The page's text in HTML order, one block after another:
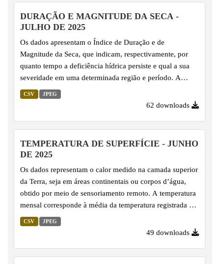
climatologia para monitorar e comparar anomalias de
precipitação de modo abrangente, facilitando a
identificação de condições de seca...
DURAÇÃO E MAGNITUDE DA SECA -
JULHO DE 2025
Os dados apresentam o Índice de Duração e de
Magnitude da Seca, que indicam, respectivamente, por
quanto tempo a deficiência hídrica persiste e qual a sua
severidade em uma determinada região e período. A
magnitude é calculada com base na duração e na
intensidade do déficit hídrico, ou seja, no somatório dos
CSV JPEG
62 downloads
TEMPERATURA DE SUPERFÍCIE - JUNHO
DE 2025
Os dados representam o calor medido na camada superior
da Terra, seja em áreas continentais ou corpos d’água,
obtido por meio de sensoriamento remoto. A temperatura
mensal corresponde à média da temperatura registrada em
uma região ao longo do mês, expressa em graus Celsius.
Este indicador é importante para entender as variações
CSV JPEG
49 downloads